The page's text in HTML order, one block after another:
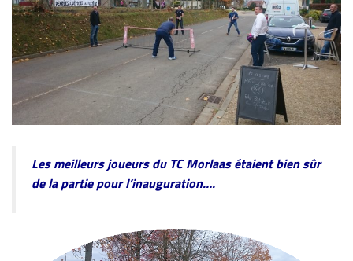
Les meilleurs joueurs du TC Morlaas étaient bien sûr
de la partie pour l’inauguration….